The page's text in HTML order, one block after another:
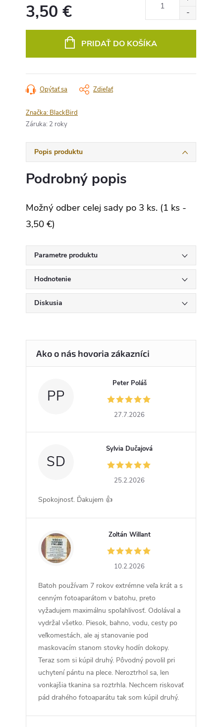
3,50 €
PRIDAŤ DO KOŠÍKA
Opýtať sa Zdieľať
Značka: BlackBird
Záruka: 2 roky
Popis produktu
Podrobný popis
Možný odber celej sady po 3 ks. (1 ks -
3,50 €)
Parametre produktu
Hodnotenie
Diskusia
PP
Peter Poláš
27.7.2026
SD
Sylvia Dučajová
25.2.2026
Spokojnosť. Ďakujem 👍
ZW
Zoltán Willant
10.2.2026
Batoh používam 7 rokov extrémne veľa krát a s
cenným fotoaparátom v batohu, preto
vyžadujem maximálnu spoľahlivosť. Odolával a
vydržal všetko. Piesok, bahno, vodu, cesty po
veľkomestách, ale aj stanovanie pod
maskovacím stanom stovky hodín dokopy.
Teraz som si kúpil druhý. Pôvodný povolil pri
uchytení pántu na plece. Neroztrhol sa, len
vonkajšia tkanina sa roztrhla. Nechcem riskovať
pád drahého fotoaparátu tak som kúpil druhý.